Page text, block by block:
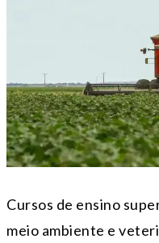
Cursos de ensino
meio ambiente e